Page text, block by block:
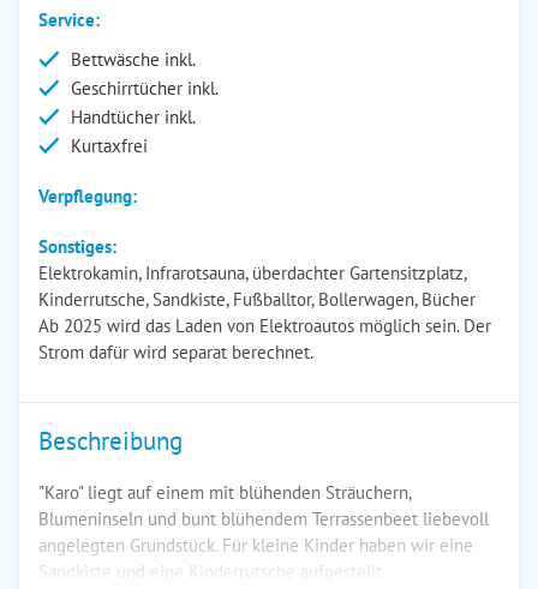
Service:
Bettwäsche inkl.
Geschirrtücher inkl.
Handtücher inkl.
Kurtaxfrei
Verpflegung:
Sonstiges:
Elektrokamin, Infrarotsauna, überdachter Gartensitzplatz,
Kinderrutsche, Sandkiste, Fußballtor, Bollerwagen, Bücher
Ab 2025 wird das Laden von Elektroautos möglich sein. Der
Strom dafür wird separat berechnet.
Beschreibung
"Karo" liegt auf einem mit blühenden Sträuchern,
Blumeninseln und bunt blühendem Terrassenbeet liebevoll
angelegten Grundstück. Für kleine Kinder haben wir eine
Sandkiste und eine Kinderrutsche aufgestellt.